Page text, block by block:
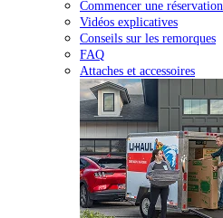
Commencer une réservation
Vidéos explicatives
Conseils sur les remorques
FAQ
Attaches et accessoires